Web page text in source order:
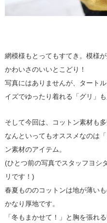
網模様もとってもすてき。模様
かわいさのいいとこどり！
写真にはありませんが、タート
イズでゆったり着れる「グリ」も
そして今回は、コットン素材も多
なんといってもオススメなのは
ン素材のアイテム。
(ひとつ前の写真でスタッフヨシ
リです！)
春夏もののコットンは地が薄い
かなり厚地です。
「冬もまかせて！」と胸を張れる